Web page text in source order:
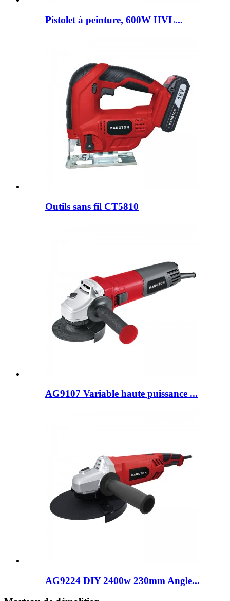
Pistolet à peinture, 600W HVL...
Outils sans fil CT5810
AG9107 Variable haute puissance ...
AG9224 DIY 2400w 230mm Angle...